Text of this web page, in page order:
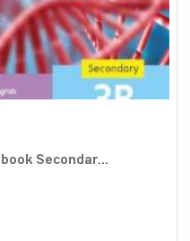
Secondar...